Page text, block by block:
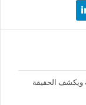
ويكشف الحقيقة